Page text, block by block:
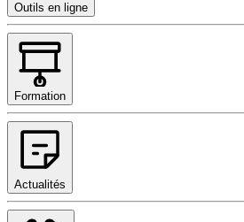
Outils en ligne
Formation
Actualités